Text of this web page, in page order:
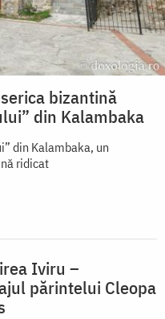
bizantină
din Kalambaka
din Kalambaka, un
ridicat
Iviru –
părintelui Cleopa